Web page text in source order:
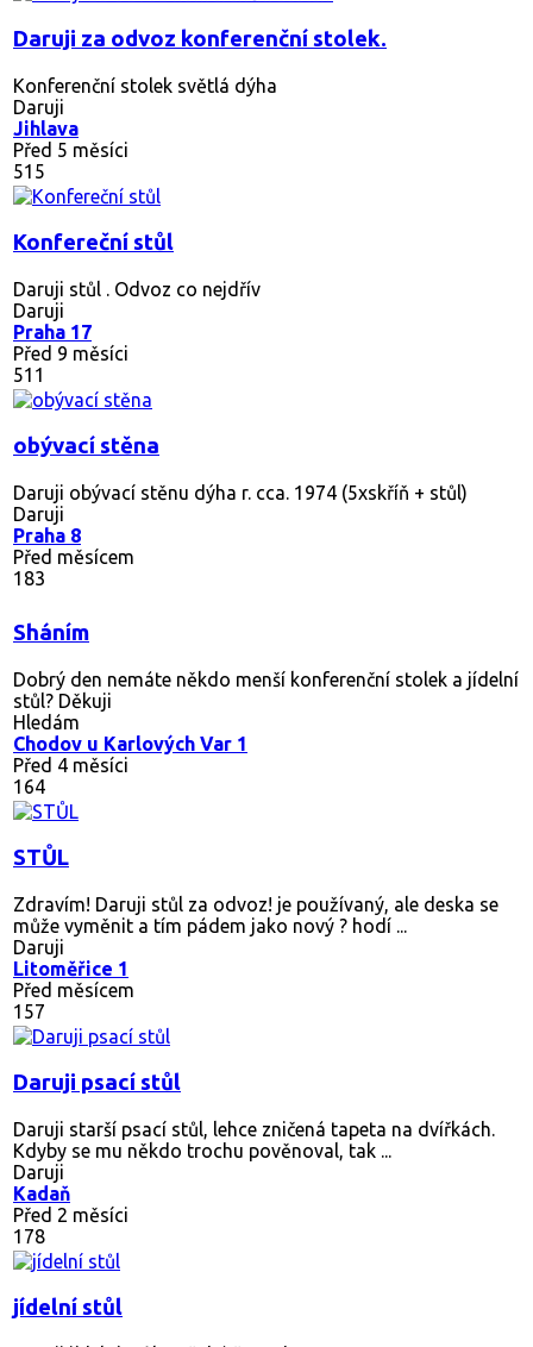
Daruji za odvoz konferenční stolek.
Konferenční stolek světlá dýha
Daruji
Jihlava
Před 5 měsíci
515
Konfereční stůl
Daruji stůl . Odvoz co nejdřív
Daruji
Praha 17
Před 9 měsíci
511
obývací stěna
Daruji obývací stěnu dýha r. cca. 1974 (5xskříň + stůl)
Daruji
Praha 8
Před měsícem
183
Sháním
Dobrý den nemáte někdo menší konferenční stolek a jídelní
stůl? Děkuji
Hledám
Chodov u Karlových Var 1
Před 4 měsíci
164
STŮL
Zdravím! Daruji stůl za odvoz! je používaný, ale deska se
může vyměnit a tím pádem jako nový ? hodí ...
Daruji
Litoměřice 1
Před měsícem
157
Daruji psací stůl
Daruji starší psací stůl, lehce zničená tapeta na dvířkách.
Kdyby se mu někdo trochu pověnoval, tak ...
Daruji
Kadaň
Před 2 měsíci
178
jídelní stůl